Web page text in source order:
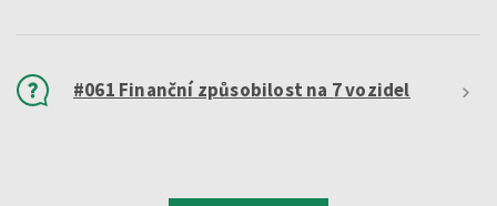
#061 Finanční způsobilost na 7 vozidel